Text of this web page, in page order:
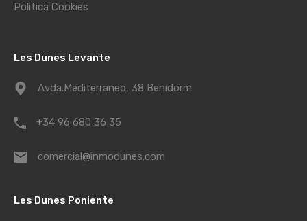
Politica Cookies
Les Dunes Levante
Avda.Mediterraneo, 38 Benidorm
+34 96 680 36 35
comercial@inmodunes.com
Les Dunes Poniente